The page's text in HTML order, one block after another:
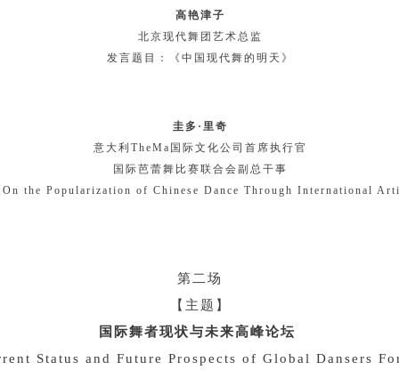
高艳津子
北京现代舞团艺术总监
发言题目：《中国现代舞的明天》
圭多·里奇
意大利TheMa国际文化公司首席执行官
国际芭蕾舞比赛联合会副总干事
On the Popularization of Chinese Dance Through International
第二场
【主题】
国际舞者现状与未来高峰论坛
Status and Future Prospects of Global Dansers